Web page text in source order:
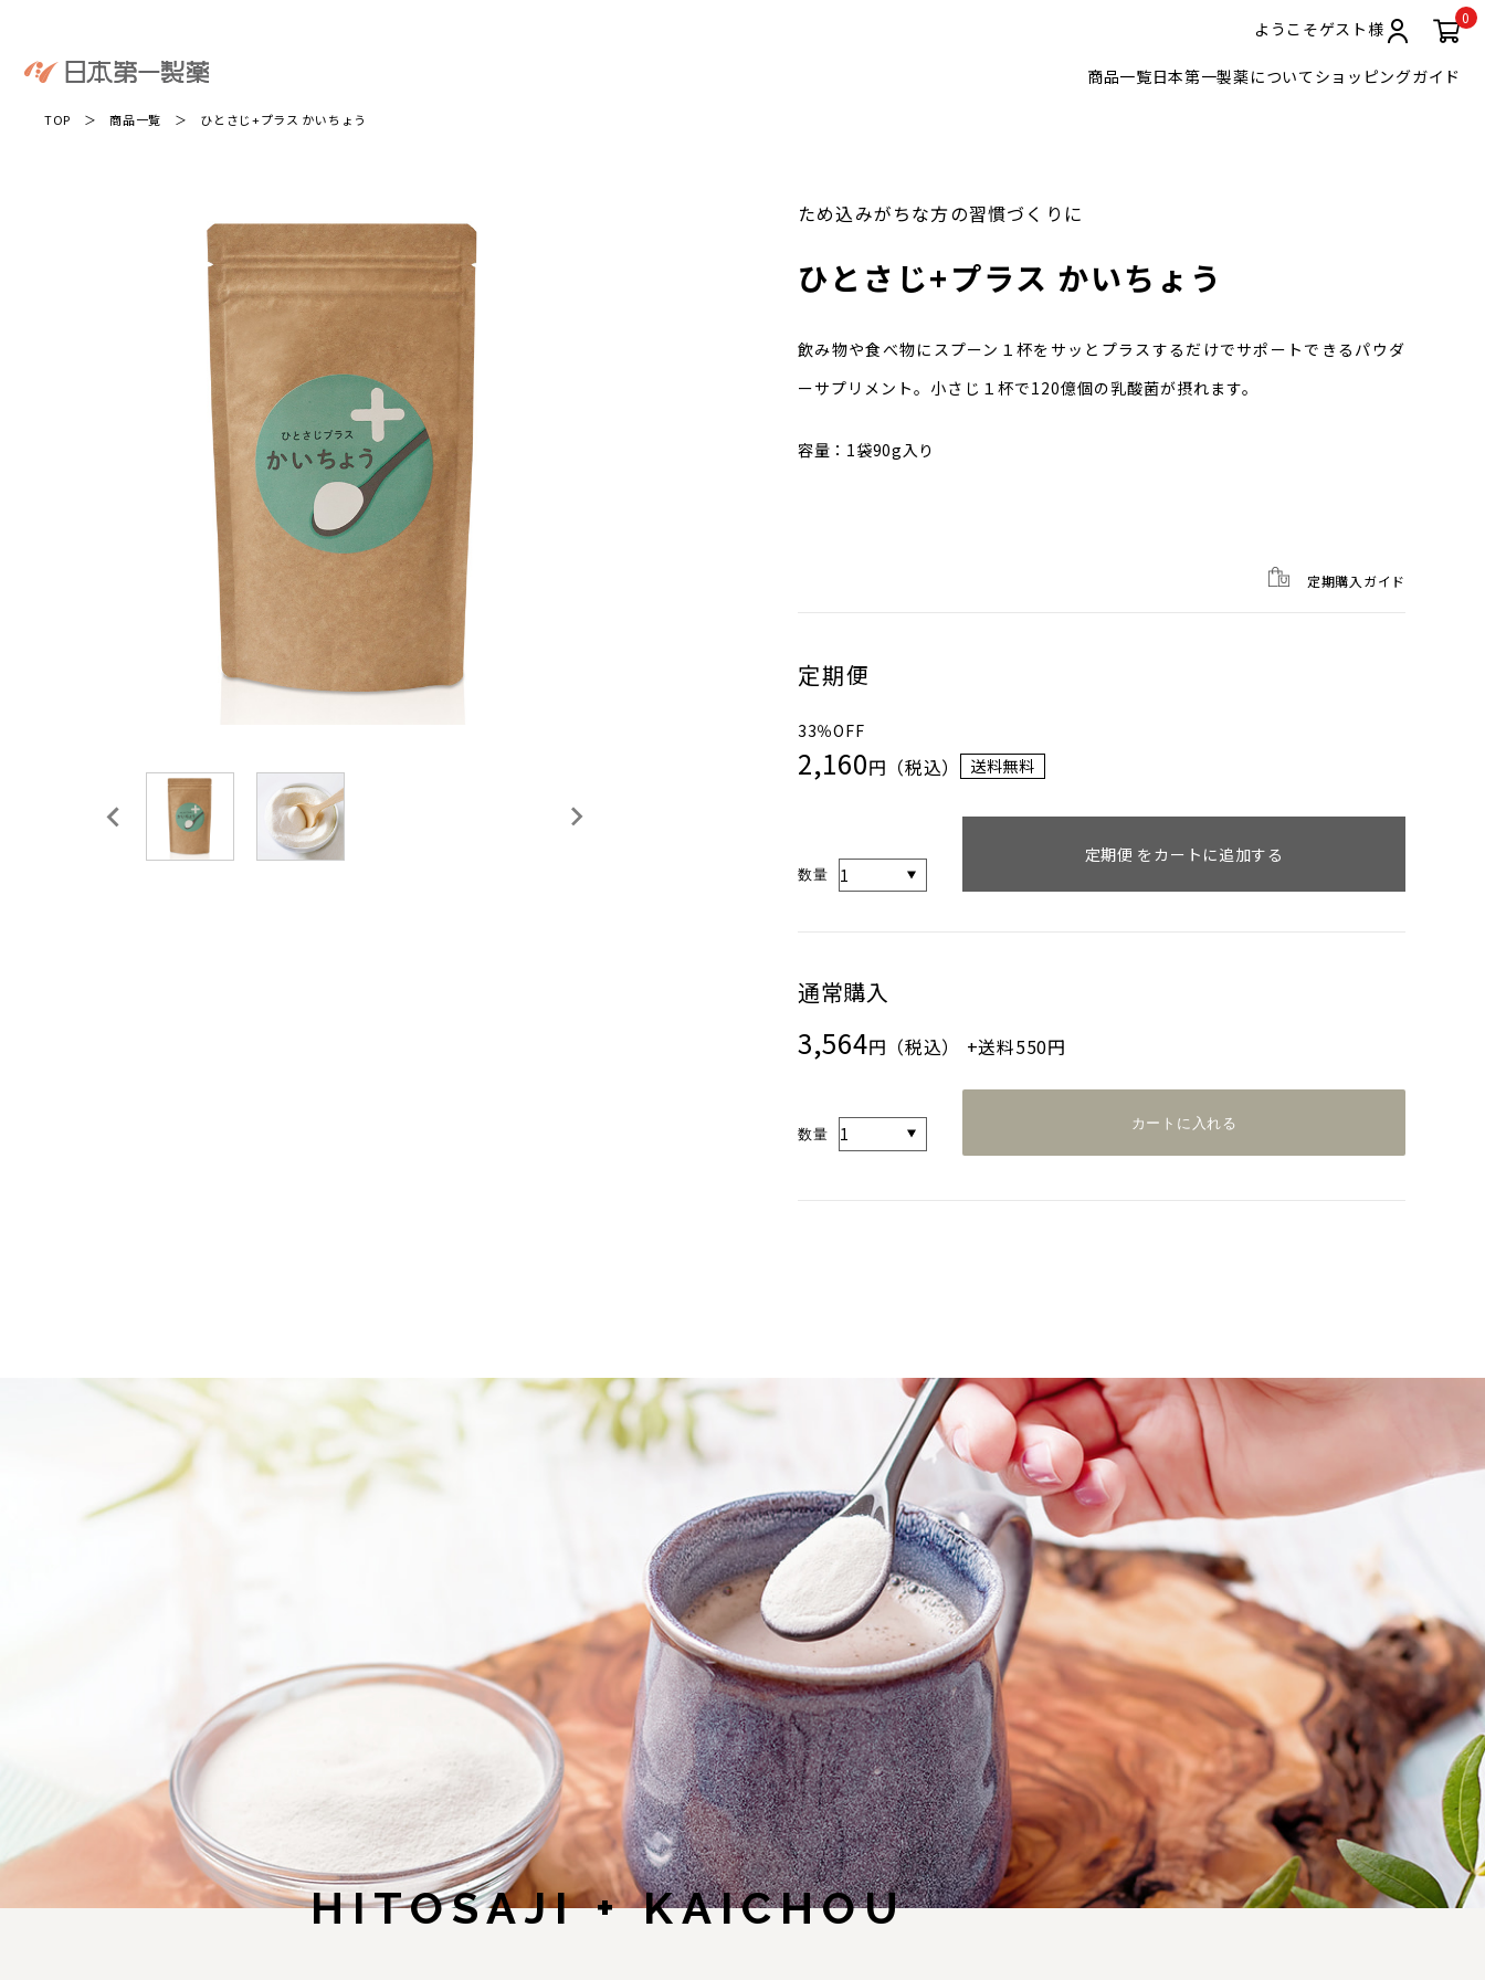
ようこそゲスト様
0
商品一覧日本第一製薬について ショッピングガイド
TOP ＞商品一覧 ＞ ひとさじ+プラス かいちょう
ため込みがちな方の習慣づくりに
ひとさじ+プラス かいちょう
飲み物や食べ物にスプーン１杯をサッとプラスするだけでサポートできるパウダ
ーサプリメント。小さじ１杯で120億個の乳酸菌が摂れます。
容量：1袋90g入り
定期購入ガイド
定期便
33％OFF
2,160円（税込） 送料無料
数量
定期便 をカートに追加する
通常購入
3,564円（税込） +送料550円
数量
カートに入れる
HITOSAJI + KAICHOU